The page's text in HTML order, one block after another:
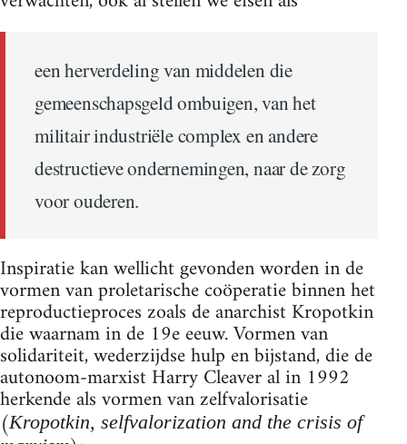
een herverdeling van middelen die
gemeenschapsgeld ombuigen, van het
militair industriële complex en andere
destructieve ondernemingen, naar de zorg
voor ouderen.
Inspiratie kan wellicht gevonden worden in de
vormen van proletarische coöperatie binnen het
reproductieproces zoals de anarchist Kropotkin
die waarnam in de 19e eeuw. Vormen van
solidariteit, wederzijdse hulp en bijstand, die de
autonoom-marxist Harry Cleaver al in 1992
herkende als vormen van zelfvalorisatie
(Kropotkin, selfvalorization and the crisis of